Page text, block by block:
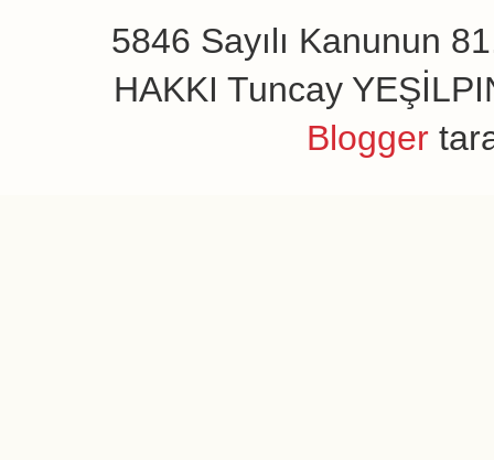
5846 Sayılı Kanunun
HAKKI Tuncay
Blogger